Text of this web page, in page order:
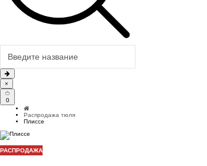
×
0
Распродажа тюля
Плиссе
РАСПРОДАЖА